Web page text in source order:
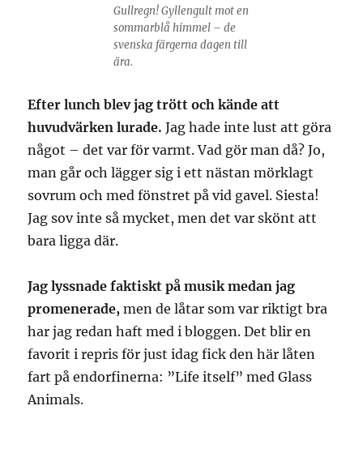
Gullregn! Gyllengult mot en
sommarblå himmel – de
svenska färgerna dagen till
ära.
Efter lunch blev jag trött och kände att
huvudvärken lurade. Jag hade inte lust att göra
något – det var för varmt. Vad gör man då? Jo,
man går och lägger sig i ett nästan mörklagt
sovrum och med fönstret på vid gavel. Siesta!
Jag sov inte så mycket, men det var skönt att
bara ligga där.
Jag lyssnade faktiskt på musik medan jag
promenerade, men de låtar som var riktigt bra
har jag redan haft med i bloggen. Det blir en
favorit i repris för just idag fick den här låten
fart på endorfinerna: ”Life itself” med Glass
Animals.